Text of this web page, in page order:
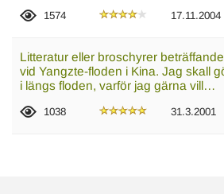
1574 17.11.2004
Litteratur eller broschyrer
vid Yangzte-floden i Kina. Jag skall
i längs floden, varför jag gärna vill…
1038 31.3.2001